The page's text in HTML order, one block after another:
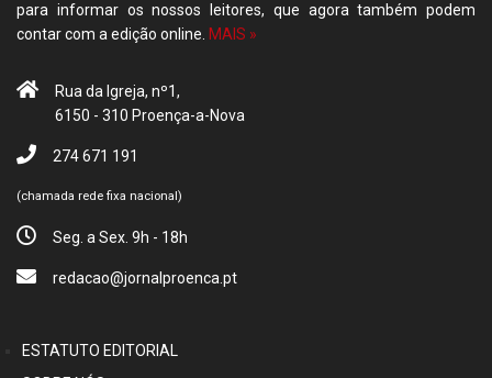
para informar os nossos leitores, que agora também podem
contar com a edição online. MAIS »
Rua da Igreja, nº1,
6150 - 310 Proença-a-Nova
274 671 191
(chamada rede fixa nacional)
Seg. a Sex. 9h - 18h
redacao@jornalproenca.pt
ESTATUTO EDITORIAL